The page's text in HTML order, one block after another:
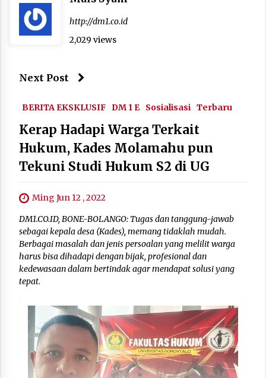
http://dm1.co.id
2,029 views
Next Post
BERITA EKSKLUSIF DM 1 E Sosialisasi Terbaru
Kerap Hadapi Warga Terkait
Hukum, Kades Molamahu pun
Tekuni Studi Hukum S2 di UG
Ming Jun 12 , 2022
DM1.CO.ID, BONE-BOLANGO: Tugas dan tanggung-jawab
sebagai kepala desa (Kades), memang tidaklah mudah.
Berbagai masalah dan jenis persoalan yang melilit warga
harus bisa dihadapi dengan bijak, profesional dan
kedewasaan dalam bertindak agar mendapat solusi yang
tepat.